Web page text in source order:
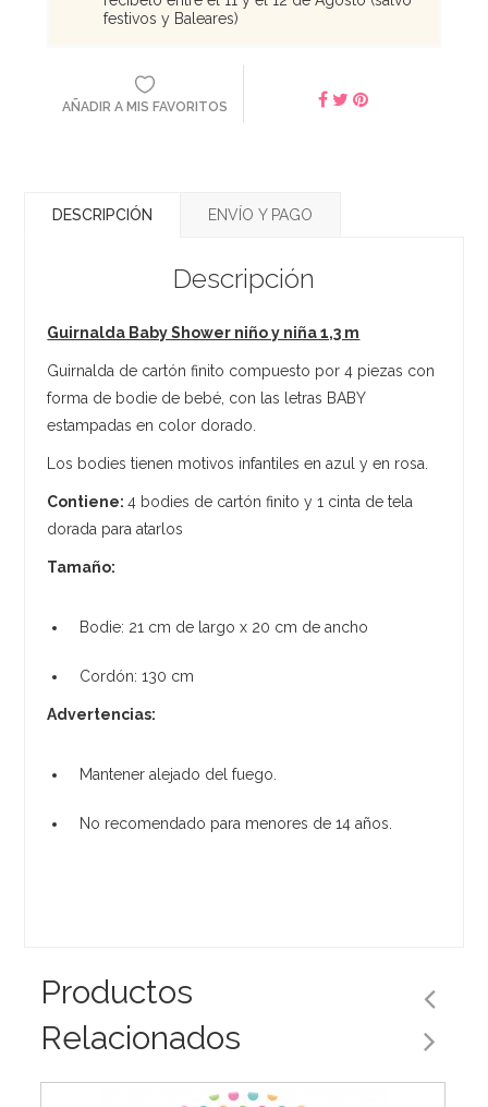
festivos y Baleares)
AÑADIR A MIS FAVORITOS
DESCRIPCIÓN ENVÍO Y PAGO
Descripción
Guirnalda Baby Shower niño y niña 1,3 m
Guirnalda de cartón finito compuesto por 4 piezas con
forma de bodie de bebé, con las letras BABY
estampadas en color dorado.
Los bodies tienen motivos infantiles en azul y en rosa.
Contiene:4 bodies de cartón finito y 1 cinta de tela
dorada para atarlos
Tamaño:
Bodie: 21 cm de largo x 20 cm de ancho
Cordón: 130 cm
Advertencias:
Mantener alejado del fuego.
No recomendado para menores de 14 años.
Productos
Relacionados